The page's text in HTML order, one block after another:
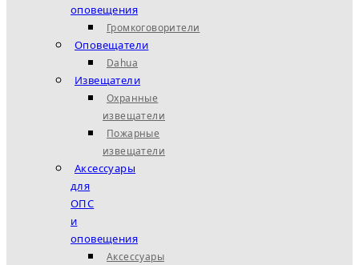
оповещения
Громкоговорители
Оповещатели
Dahua
Извещатели
Охранные
извещатели
Пожарные
извещатели
Аксессуары
для
ОПС
и
оповещения
Аксессуары